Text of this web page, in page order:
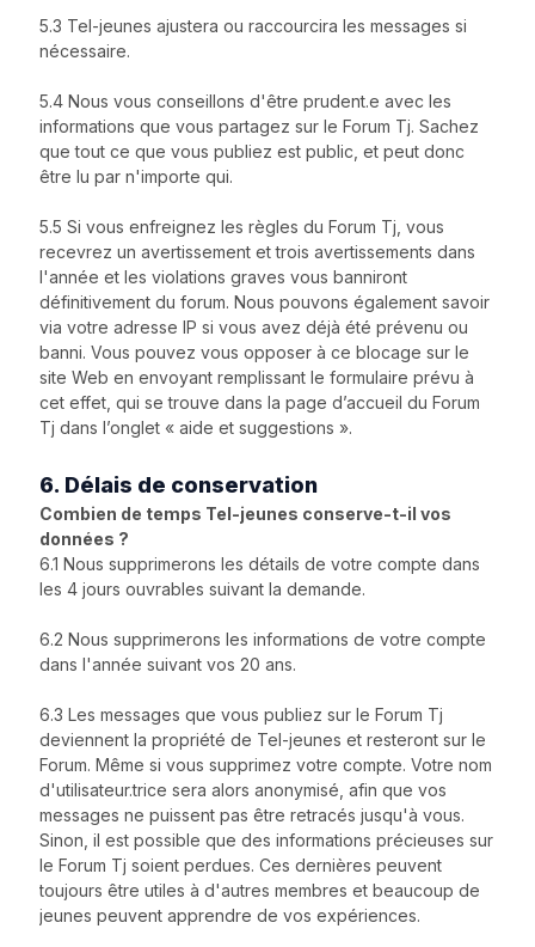
5.3 Tel-jeunes ajustera ou raccourcira les messages si
nécessaire.
5.4 Nous vous conseillons d'être prudent.e avec les
informations que vous partagez sur le Forum Tj. Sachez
que tout ce que vous publiez est public, et peut donc
être lu par n'importe qui.
5.5 Si vous enfreignez les règles du Forum Tj, vous
recevrez un avertissement et trois avertissements dans
l'année et les violations graves vous banniront
définitivement du forum. Nous pouvons également savoir
via votre adresse IP si vous avez déjà été prévenu ou
banni. Vous pouvez vous opposer à ce blocage sur le
site Web en envoyant remplissant le formulaire prévu à
cet effet, qui se trouve dans la page d’accueil du Forum
Tj dans l’onglet « aide et suggestions ».
6. Délais de conservation
Combien de temps Tel-jeunes conserve-t-il vos
données ?
6.1 Nous supprimerons les détails de votre compte dans
les 4 jours ouvrables suivant la demande.
6.2 Nous supprimerons les informations de votre compte
dans l'année suivant vos 20 ans.
6.3 Les messages que vous publiez sur le Forum Tj
deviennent la propriété de Tel-jeunes et resteront sur le
Forum. Même si vous supprimez votre compte. Votre nom
d'utilisateur.trice sera alors anonymisé, afin que vos
messages ne puissent pas être retracés jusqu'à vous.
Sinon, il est possible que des informations précieuses sur
le Forum Tj soient perdues. Ces dernières peuvent
toujours être utiles à d'autres membres et beaucoup de
jeunes peuvent apprendre de vos expériences.